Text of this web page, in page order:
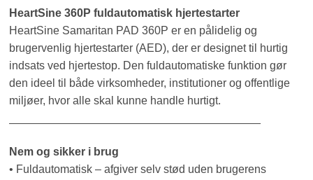
HeartSine 360P fuldautomatisk hjertestarter
HeartSine Samaritan PAD 360P er en pålidelig og
brugervenlig hjertestarter (AED), der er designet til hurtig
indsats ved hjertestop. Den fuldautomatiske funktion gør
den ideel til både virksomheder, institutioner og offentlige
miljøer, hvor alle skal kunne handle hurtigt.
Nem og sikker i brug
• Fuldautomatisk – afgiver selv stød uden brugerens